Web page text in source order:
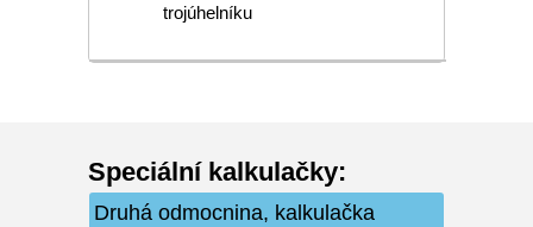
trojúhelníku
Speciální kalkulačky:
Druhá odmocnina, kalkulačka